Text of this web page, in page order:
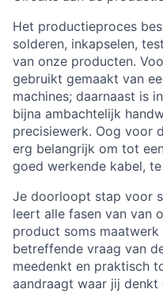
Het productieproces
solderen, inkapselen,
van onze producten.
gebruikt gemaakt van
machines; daarnaast is
bijna ambachtelijk
precisiewerk. Oog voor
erg belangrijk om tot
goed werkende kabel,
Je doorloopt stap voor
leert alle fasen van van
product soms
betreffende vraag van
meedenkt en praktisch
aandraagt waar jij